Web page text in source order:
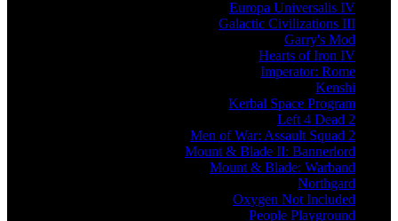
Europa Universalis IV
Galactic Civilizations III
Garry's Mod
Hearts of Iron IV
Imperator: Rome
Kenshi
Kerbal Space Program
Left 4 Dead 2
Men of War: Assault Squad 2
Mount & Blade II: Bannerlord
Mount & Blade: Warband
Northgard
Oxygen Not Included
People Playground